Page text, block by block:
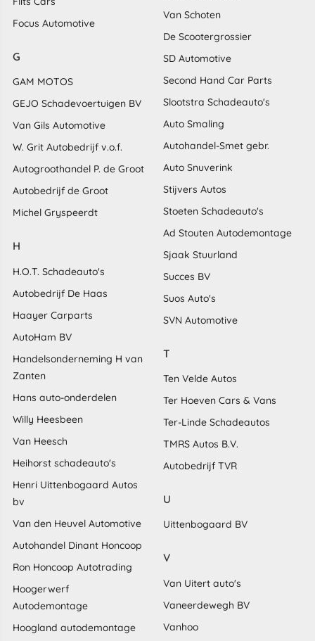
Focus Automotive
G
GAM MOTOS
GEJO Schadevoertuigen BV
Van Gils Automotive
W. Grit Autobedrijf v.o.f.
Autogroothandel P. de Groot
Autobedrijf de Groot
Michel Gryspeerdt
H
H.O.T. Schadeauto's
Autobedrijf De Haas
Haayer Carparts
AutoHam BV
Handelsonderneming H van
Zanten
Hans auto-onderdelen
Willy Heesbeen
Van Heesch
Heihorst schadeauto's
Henri Uittenbogaard Autos
bv
Van den Heuvel Automotive
Autohandel Dinant Honcoop
Ron Honcoop Autotrading
Hoogerwerf
Autodemontage
Hoogland autodemontage
Van Schoten
De Scootergrossier
SD Automotive
Second Hand Car Parts
Slootstra Schadeauto's
Auto Smaling
Autohandel-Smet gebr.
Auto Snuverink
Stijvers Autos
Stoeten Schadeauto's
Ad Stouten Autodemontage
Sjaak Stuurland
Succes BV
Suos Auto's
SVN Automotive
T
Ten Velde Autos
Ter Hoeven Cars & Vans
Ter-Linde Schadeautos
TMRS Autos B.V.
Autobedrijf TVR
U
Uittenbogaard BV
V
Van Uitert auto's
Vaneerdewegh BV
Vanhoo